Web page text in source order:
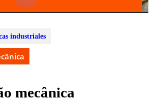
Open
industriales
mecânica